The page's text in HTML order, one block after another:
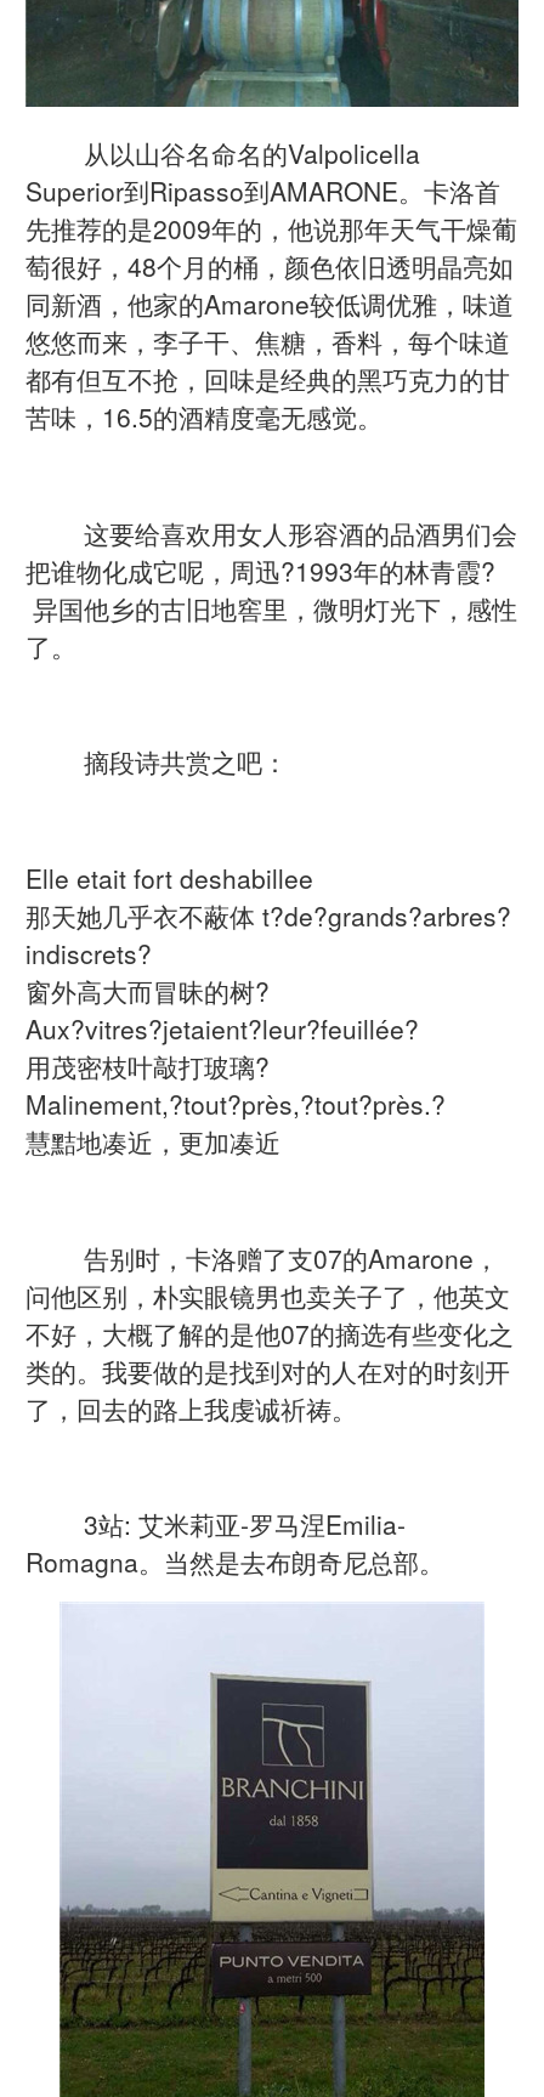
从以山谷名命名的Valpolicella
Superior到Ripasso到AMARONE。卡洛首
先推荐的是2009年的，他说那年天气干燥葡
萄很好，48个月的桶，颜色依旧透明晶亮如
同新酒，他家的Amarone较低调优雅，味道
悠悠而来，李子干、焦糖，香料，每个味道
都有但互不抢，回味是经典的黑巧克力的甘
苦味，16.5的酒精度毫无感觉。
这要给喜欢用女人形容酒的品酒男们会
把谁物化成它呢，周迅?1993年的林青霞?
异国他乡的古旧地窖里，微明灯光下，感性
了。
摘段诗共赏之吧：
Elle etait fort deshabillee
那天她几乎衣不蔽体 t?de?grands?arbres?
indiscrets?
窗外高大而冒昧的树?
Aux?vitres?jetaient?leur?feuillée?
用茂密枝叶敲打玻璃?
Malinement,?tout?près,?tout?près.?
慧黠地凑近，更加凑近
告别时，卡洛赠了支07的Amarone，
问他区别，朴实眼镜男也卖关子了，他英文
不好，大概了解的是他07的摘选有些变化之
类的。我要做的是找到对的人在对的时刻开
了，回去的路上我虔诚祈祷。
3站: 艾米莉亚-罗马涅Emilia-
Romagna。当然是去布朗奇尼总部。